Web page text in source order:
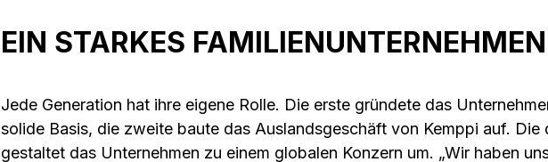
EIN STARKES FAMILIENUNTERNEHMEN
Jede Generation hat ihre eigene Rolle. Die erste gründete das
solide Basis, die zweite baute das Auslandsgeschäft von Kemppi auf. Die
gestaltet das Unternehmen zu einem globalen Konzern um. „Wir haben